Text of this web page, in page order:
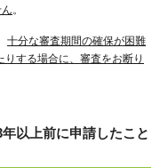
。
十分な審査期間の確保が困難
する場合に、審査をお断り
以上前に申請したこと